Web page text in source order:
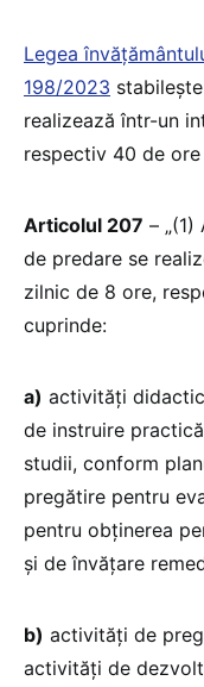
Legea
198/2023
realizează într-un
respectiv 40 de
Articolul 207 –
de predare se
zilnic de 8 ore,
cuprinde:
a) activități
de instruire
studii, conform
pregătire pentru
pentru obținerea
și de învățare
b) activități de
activități de